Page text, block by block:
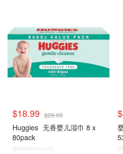
$18.99 $26.00
Huggies 无香婴儿湿巾 8 x
80pack
@dealmoon.nz